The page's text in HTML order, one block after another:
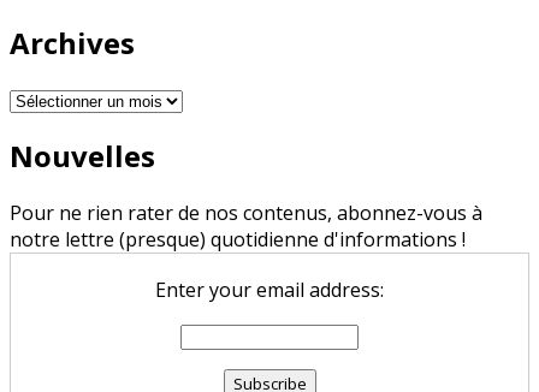
Archives
Archives
Nouvelles
Pour ne rien rater de nos contenus, abonnez-vous à
notre lettre (presque) quotidienne d'informations !
Enter your email address: